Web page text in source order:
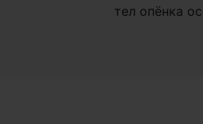
тел опёнка